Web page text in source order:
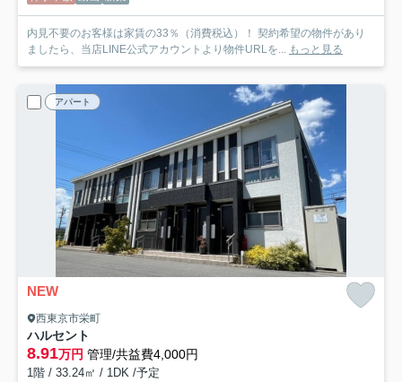
内見不要のお客様は家賃の33％（消費税込）！ 契約希望の物件があり
ましたら、当店LINE公式アカウントより物件URLを...
もっと見る
アパート
NEW
西東京市栄町
ハルセント
8.91万円 管理/共益費4,000円
1階 / 33.24㎡ / 1DK /予定